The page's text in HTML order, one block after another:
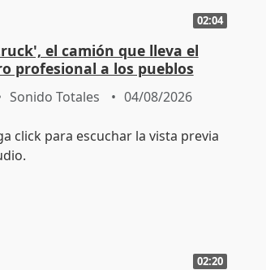
02:04
el camión que lleva el
profesional a los pueblos
Sonido Totales 04/08/2026
02:20